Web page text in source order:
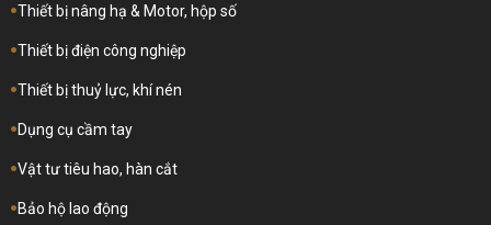
Thiết bị nâng hạ & Motor, hộp số
Thiết bị điện công nghiệp
Thiết bị thuỷ lực, khí nén
Dụng cụ cầm tay
Vật tư tiêu hao, hàn cắt
Bảo hộ lao động